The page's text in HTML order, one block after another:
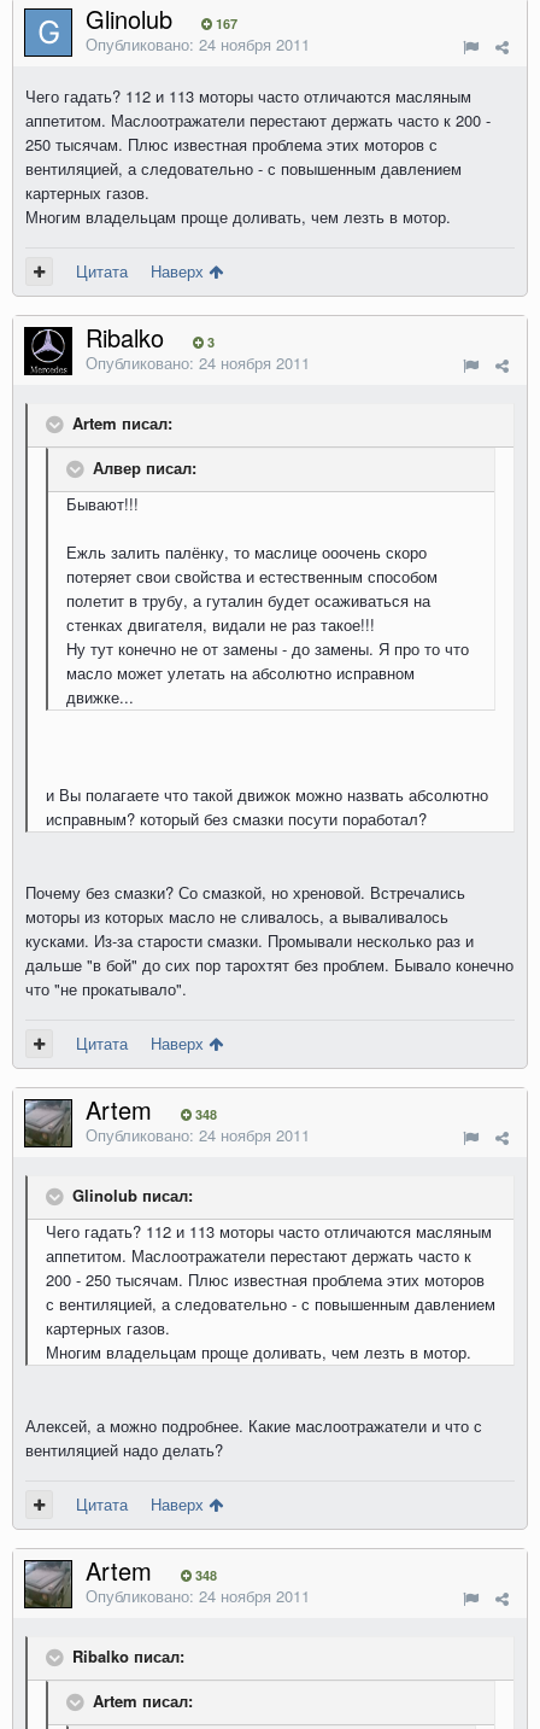
Glinolub 167
Опубликовано: 24 ноября 2011
Чего гадать? 112 и 113 моторы часто отличаются масляным
аппетитом. Маслоотражатели перестают держать часто к 200 -
250 тысячам. Плюс известная проблема этих моторов с
вентиляцией, а следовательно - с повышенным давлением
картерных газов.
Многим владельцам проще доливать, чем лезть в мотор.
Цитата Наверх
Ribalko 3
Опубликовано: 24 ноября 2011
Artem писал:
Алвер писал:
Бывают!!!
Ежль залить палёнку, то маслице ооочень скоро
потеряет свои свойства и естественным способом
полетит в трубу, а гуталин будет осаживаться на
стенках двигателя, видали не раз такое!!!
Ну тут конечно не от замены - до замены. Я про то что
масло может улетать на абсолютно исправном
движке...
и Вы полагаете что такой движок можно назвать абсолютно
исправным? который без смазки посути поработал?
Почему без смазки? Со смазкой, но хреновой. Встречались
моторы из которых масло не сливалось, а вываливалось
кусками. Из-за старости смазки. Промывали несколько раз и
дальше "в бой" до сих пор тарохтят без проблем. Бывало конечно
что "не прокатывало".
Цитата Наверх
Artem 348
Опубликовано: 24 ноября 2011
Glinolub писал:
Чего гадать? 112 и 113 моторы часто отличаются масляным
аппетитом. Маслоотражатели перестают держать часто к
200 - 250 тысячам. Плюс известная проблема этих моторов
с вентиляцией, а следовательно - с повышенным давлением
картерных газов.
Многим владельцам проще доливать, чем лезть в мотор.
Алексей, а можно подробнее. Какие маслоотражатели и что с
вентиляцией надо делать?
Цитата Наверх
Artem 348
Опубликовано: 24 ноября 2011
Ribalko писал:
Artem писал: